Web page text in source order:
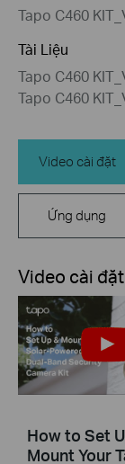
Tapo C460
Tài Liệu
Tapo C460
Tapo C460
Video cài đặt
Ứng dụng
Video cài đặt
How to Set
Mount Your